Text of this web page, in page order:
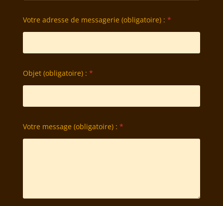
Votre adresse de messagerie (obligatoire) : *
Objet (obligatoire) : *
Votre message (obligatoire) : *